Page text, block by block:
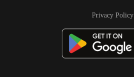
Privacy Policy